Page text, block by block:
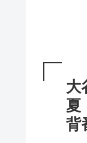
大
夏
背